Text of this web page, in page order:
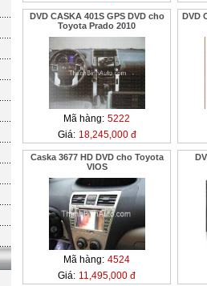
DVD CASKA 401S GPS DVD cho
Toyota Prado 2010
Mã hàng: 5222
Giá: 18,245,000 đ
DVD
Caska 3677 HD DVD cho Toyota
VIOS
Mã hàng: 4524
Giá: 11,495,000 đ